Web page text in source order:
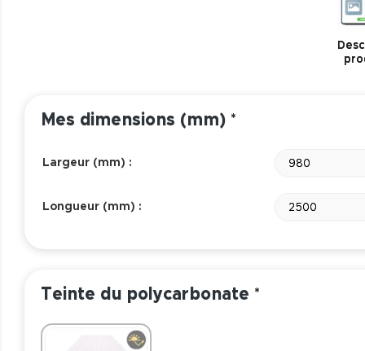
Mes dimensions (mm) *
Largeur (mm) : 980
Longueur (mm) : 2500
Teinte du polycarbonate *